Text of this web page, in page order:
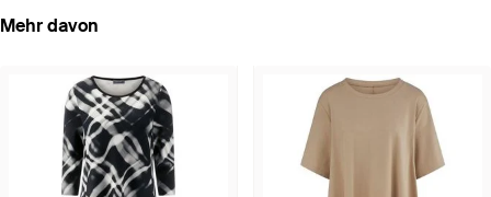
Mehr davon